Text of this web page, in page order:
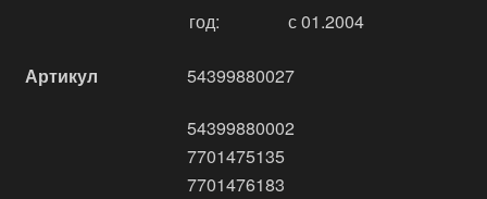
год: с 01.2004
Артикул 54399880027
54399880002
7701475135
7701476183